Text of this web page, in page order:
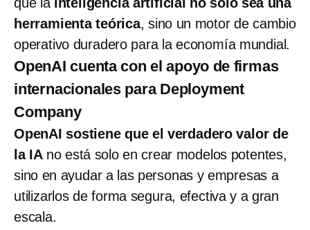
herramienta teórica, sino un motor de cambio
operativo duradero para la economía mundial.
OpenAI cuenta con el apoyo de firmas
internacionales para Deployment
Company
OpenAI sostiene que el verdadero valor de
la IAno está solo en crear modelos potentes,
sino en ayudar a las personas y empresas a
utilizarlos de forma segura, efectiva y a gran
escala.